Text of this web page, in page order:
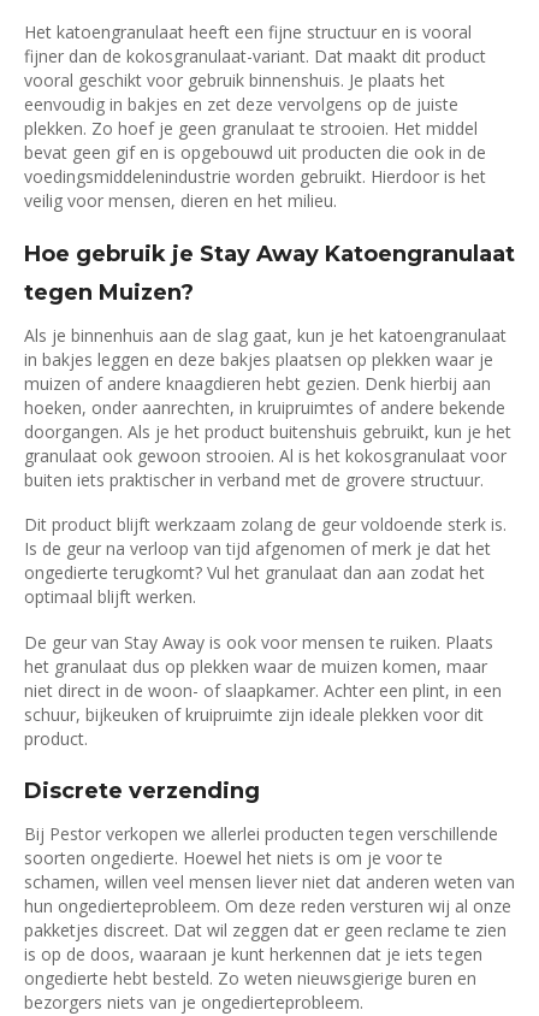
Het katoengranulaat heeft een fijne structuur en is vooral
fijner dan de kokosgranulaat-variant. Dat maakt dit product
vooral geschikt voor gebruik binnenshuis. Je plaats het
eenvoudig in bakjes en zet deze vervolgens op de juiste
plekken. Zo hoef je geen granulaat te strooien. Het middel
bevat geen gif en is opgebouwd uit producten die ook in de
voedingsmiddelenindustrie worden gebruikt. Hierdoor is het
veilig voor mensen, dieren en het milieu.
Hoe gebruik je Stay Away Katoengranulaat
tegen Muizen?
Als je binnenhuis aan de slag gaat, kun je het katoengranulaat
in bakjes leggen en deze bakjes plaatsen op plekken waar je
muizen of andere knaagdieren hebt gezien. Denk hierbij aan
hoeken, onder aanrechten, in kruipruimtes of andere bekende
doorgangen. Als je het product buitenshuis gebruikt, kun je het
granulaat ook gewoon strooien. Al is het kokosgranulaat voor
buiten iets praktischer in verband met de grovere structuur.
Dit product blijft werkzaam zolang de geur voldoende sterk is.
Is de geur na verloop van tijd afgenomen of merk je dat het
ongedierte terugkomt? Vul het granulaat dan aan zodat het
optimaal blijft werken.
De geur van Stay Away is ook voor mensen te ruiken. Plaats
het granulaat dus op plekken waar de muizen komen, maar
niet direct in de woon- of slaapkamer. Achter een plint, in een
schuur, bijkeuken of kruipruimte zijn ideale plekken voor dit
product.
Discrete verzending
Bij Pestor verkopen we allerlei producten tegen verschillende
soorten ongedierte. Hoewel het niets is om je voor te
schamen, willen veel mensen liever niet dat anderen weten van
hun ongedierteprobleem. Om deze reden versturen wij al onze
pakketjes discreet. Dat wil zeggen dat er geen reclame te zien
is op de doos, waaraan je kunt herkennen dat je iets tegen
ongedierte hebt besteld. Zo weten nieuwsgierige buren en
bezorgers niets van je ongedierteprobleem.